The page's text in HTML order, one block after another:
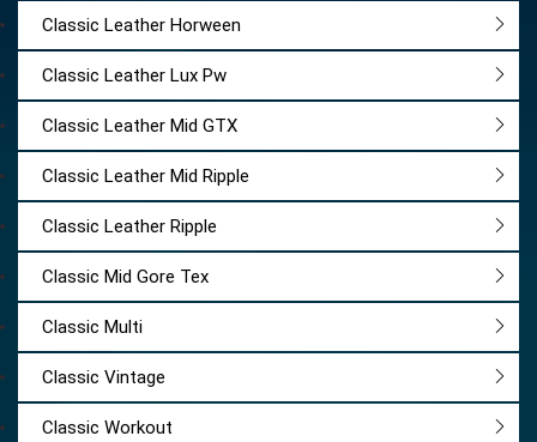
подойдут для любой ситуации.
Каждая деталь продумана до мелочей – от
классического логотипа Reebok на боковой
стороне и язычке до уникальных шнурков,
подчеркивающих индивидуальность модели.
Classic Leather Horween
Classic Leather Lux Pw
Classic Leather Mid GTX
Classic Leather Mid Ripple
Classic Leather Ripple
Classic Mid Gore Tex
Classic Multi
Classic Vintage
Classic Workout